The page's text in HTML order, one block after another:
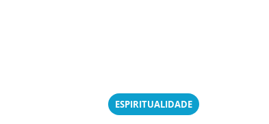
ESPIRITUALIDADE